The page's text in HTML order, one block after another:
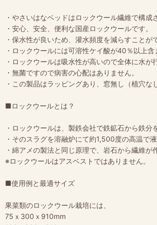
・やさいはなベッドはロックウール繊維で構成
・安心、安全、便利な国産ロックウールです。
・保水性が良いため、灌水頻度を減らすことが
・ロックウールには可溶性ケイ酸が40％以上
・ロックウールは吸水性が高いので全体に水が
・無菌ですので病害の心配はありません。
・この製品はラッピングあり、窓無し（植穴な
■ロックウールとは？
・ロックウールは、製鉄会社で鉄鉱石から鉄
・そのスラグを溶融炉にて約1,500度の高温で
・綿アメの製法と同じ原理で、岩石から繊維が
※ロックウールはアスベストではありません。
■使用例と最適サイズ
果菜類のロックウール栽培には、
75ｘ300ｘ910mm